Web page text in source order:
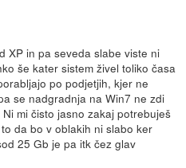
XP in pa seveda slabe viste ni
še kater sistem živel toliko časa
po podjetjih, kjer ne
se nadgradnja na Win7 ne zdi
mi čisto jasno zakaj potrebuješ
da bo v oblakih ni slabo ker
25 Gb je pa itk čez glav